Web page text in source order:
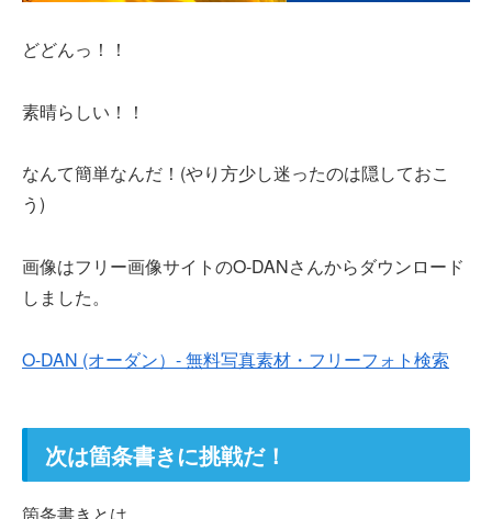
どどんっ！！
素晴らしい！！
なんて簡単なんだ！(やり方少し迷ったのは隠しておこ
う)
画像はフリー画像サイトのO-DANさんからダウンロード
しました。
O-DAN (オーダン）- 無料写真素材・フリーフォト検索
次は箇条書きに挑戦だ！
箇条書きとは、